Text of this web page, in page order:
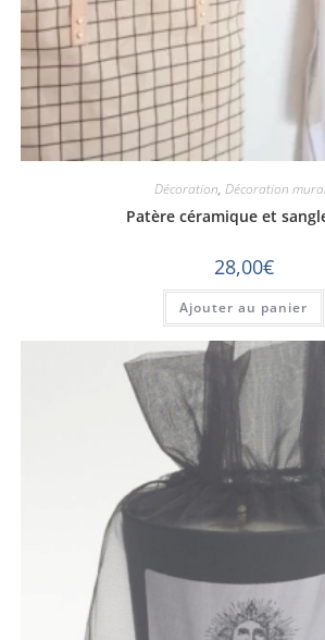
Décoration, Décoration
Patère céramique et
28,00€
Ajouter au panier